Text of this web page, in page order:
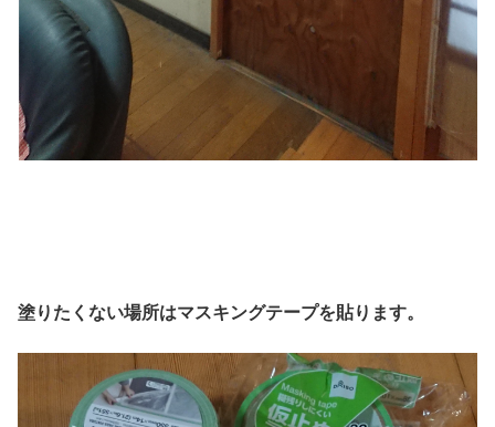
塗りたくない場所はマスキングテープを貼ります。